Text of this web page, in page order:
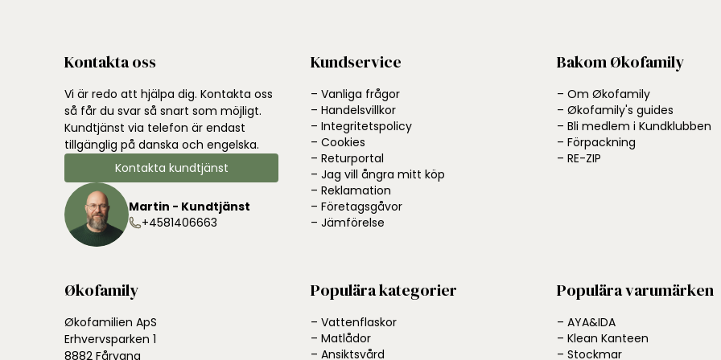
Kontakta oss
Vi är redo att hjälpa dig. Kontakta oss
så får du svar så snart som möjligt.
Kundtjänst via telefon är endast
tillgänglig på danska och engelska.
Kontakta kundtjänst
Martin - Kundtjänst
+4581406663
Kundservice
– Vanliga frågor
– Handelsvillkor
– Integritetspolicy
– Cookies
– Returportal
– Jag vill ångra mitt köp
– Reklamation
– Företagsgåvor
– Jämförelse
Bakom Økofamily
– Om Økofamily
– Økofamily's guides
– Bli medlem i Kundklubben
– Förpackning
– RE-ZIP
Økofamily
Økofamilien ApS
Erhvervsparken 1
8882 Fårvang
Populära kategorier
– Vattenflaskor
– Matlådor
– Ansiktsvård
Populära varumärken
– AYA&IDA
– Klean Kanteen
– Stockmar